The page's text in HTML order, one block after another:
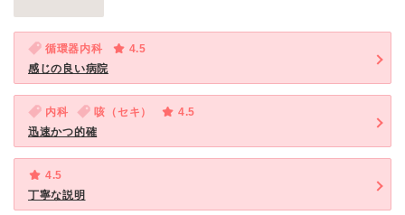
循環器内科
4.5
感じの良い病院
内科 咳（セキ）
4.5
迅速かつ的確
4.5
丁寧な説明